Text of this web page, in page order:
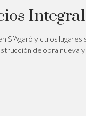
y otros lugares
de obra nueva